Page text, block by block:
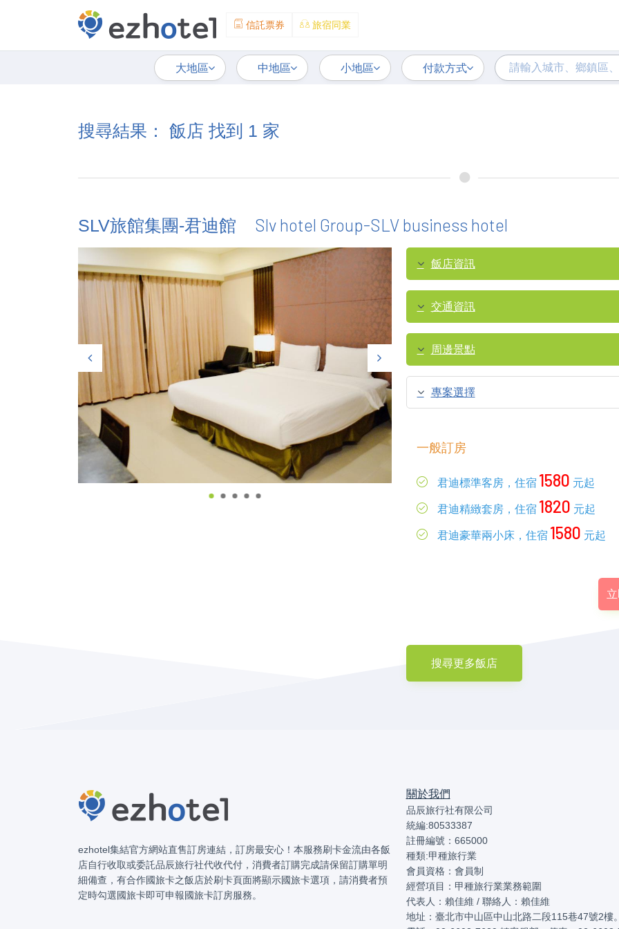
信託票券 旅宿同業
大地區 中地區 小地區 付款方式
搜尋結果： 飯店 找到 1 家
SLV旅館集團-君迪館 Slv hotel Group-SLV business hotel
飯店資訊
交通資訊
周邊景點
專案選擇
一般訂房
君迪標準客房，住宿 1580 元起
君迪精緻套房，住宿 1820 元起
君迪豪華兩小床，住宿 1580 元起
搜尋更多飯店
ezhotel集結官方網站直售訂房連結，訂房最安心！本服務刷卡金流由各飯
店自行收取或委託品辰旅行社代收代付，消費者訂購完成請保留訂購單明
細備查，有合作國旅卡之飯店於刷卡頁面將顯示國旅卡選項，請消費者預
定時勾選國旅卡即可申報國旅卡訂房服務。
關於我們
品辰旅行社有限公司
統編:80533387
註冊編號：665000
種類:甲種旅行業
會員資格：會員制
經營項目：甲種旅行業業務範圍
代表人：賴佳維 / 聯絡人：賴佳維
地址：臺北市中山區中山北路二段115巷47號2樓